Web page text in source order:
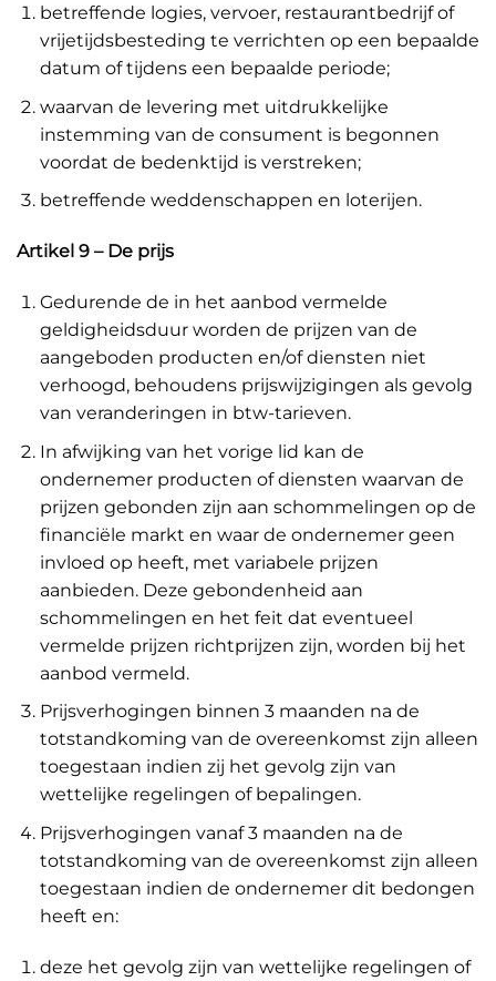
betreffende logies, vervoer, restaurantbedrijf of
vrijetijdsbesteding te verrichten op een bepaalde
datum of tijdens een bepaalde periode;
waarvan de levering met uitdrukkelijke
instemming van de consument is begonnen
voordat de bedenktijd is verstreken;
betreffende weddenschappen en loterijen.
Artikel 9 – De prijs
Gedurende de in het aanbod vermelde
geldigheidsduur worden de prijzen van de
aangeboden producten en/of diensten niet
verhoogd, behoudens prijswijzigingen als gevolg
van veranderingen in btw-tarieven.
In afwijking van het vorige lid kan de
ondernemer producten of diensten waarvan de
prijzen gebonden zijn aan schommelingen op de
financiële markt en waar de ondernemer geen
invloed op heeft, met variabele prijzen
aanbieden. Deze gebondenheid aan
schommelingen en het feit dat eventueel
vermelde prijzen richtprijzen zijn, worden bij het
aanbod vermeld.
Prijsverhogingen binnen 3 maanden na de
totstandkoming van de overeenkomst zijn alleen
toegestaan indien zij het gevolg zijn van
wettelijke regelingen of bepalingen.
Prijsverhogingen vanaf 3 maanden na de
totstandkoming van de overeenkomst zijn alleen
toegestaan indien de ondernemer dit bedongen
heeft en:
deze het gevolg zijn van wettelijke regelingen of